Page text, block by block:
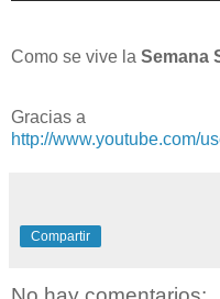
Como se vive la Semana
Gracias a
http://www.youtube.com/
Compartir